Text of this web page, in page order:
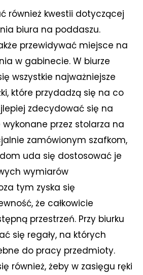
również kwestii dotyczącej
biura na poddaszu.
przewidywać miejsce na
w gabinecie. W biurze
wszystkie najważniejsze
które przydadzą się na co
zdecydować się na
przez stolarza na
zamówionym szafkom,
uda się dostosować je
wymiarów
tym zyska się
że całkowicie
przestrzeń. Przy biurku
się regały, na których
do pracy przedmioty.
również, żeby w zasięgu ręki